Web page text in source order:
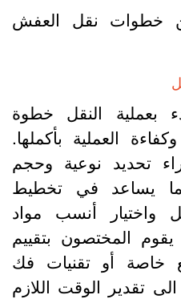
خطوات نقل العفش
بعملية النقل خطوة
العملية بأكملها.
تحديد نوعية وحجم
يساعد في تخطيط
واختيار أنسب مواد
المختصون بتقييم
أو تقنيات فك
تقدير الوقت اللازم